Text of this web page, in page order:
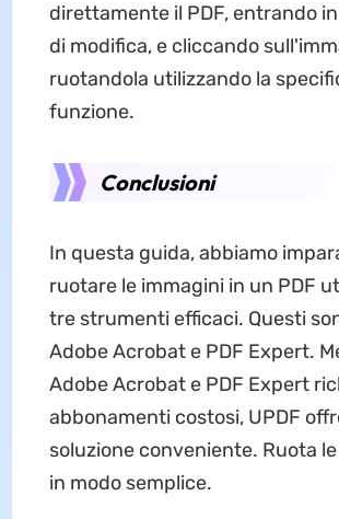
direttamente il PDF, entrando
di modifica, e cliccando
ruotandola utilizzando la
funzione.
Conclusioni
In questa guida, abbiamo
ruotare le immagini in un PDF
tre strumenti efficaci. Questi
Adobe Acrobat e PDF Expert.
Adobe Acrobat e PDF Expert
abbonamenti costosi, UPDF
soluzione conveniente. Ruota
in modo semplice.